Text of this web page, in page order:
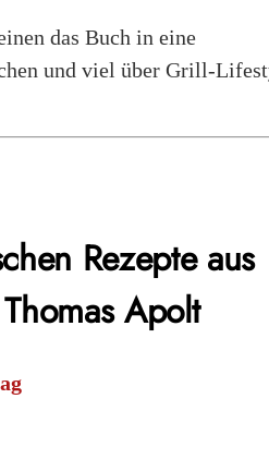
das Buch in eine
und viel über Grill-
Rezepte aus
Apolt